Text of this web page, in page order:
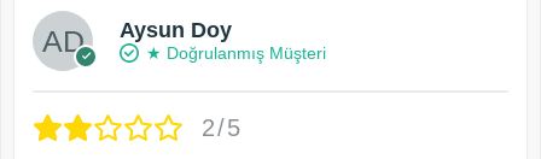
Aysun Doy
★ Doğrulanmış Müşteri
2/5